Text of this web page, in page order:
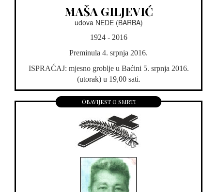
MAŠA GILJEVIĆ
udova NEDE (BARBA)
1924 - 2016
Preminula 4. srpnja 2016.
ISPRAĆAJ: mjesno groblje u Baćini 5. srpnja 2016.
(utorak) u 19,00 sati.
Obavijest o smrti